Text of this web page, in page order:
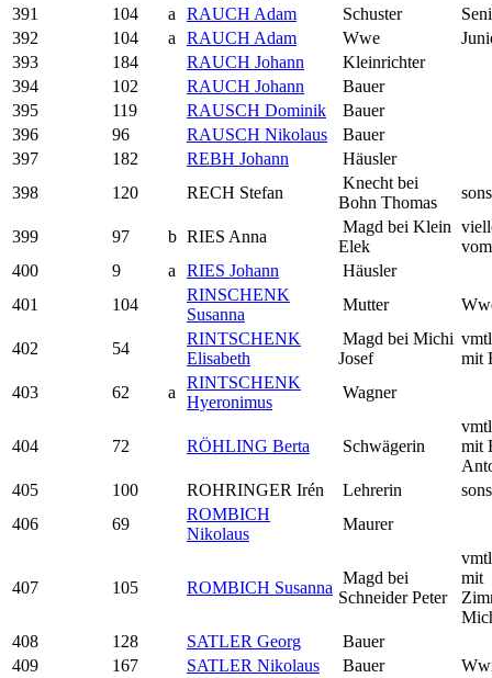
391
104 a RAUCH Adam Schuster
392
104 a RAUCH Adam Wwe
393
184 RAUCH Johann
Kleinrichter
394
102 RAUCH Johann
Bauer
395
119 RAUSCH Dominik
Bauer
396
96 RAUSCH Nikolaus
Bauer
397
182 REBH Johann
Häusler
398
120 RECH Stefan
Knecht bei
Bohn Thomas
399 97 b RIES Anna
Magd bei Klein
Elek
400
9 a RIES Johann
Häusler
401
104
RINSCHENK
Susanna
Mutter
402 54
RINTSCHENK
Elisabeth
Magd bei Michi
Josef
mit
403
62 a
RINTSCHENK
Hyeronimus
Wagner
404 72 RÖHLING Berta Schwägerin
mit
405
100 ROHRINGER Irén Lehrerin
406
69
ROMBICH
Nikolaus
Maurer
407 105 ROMBICH Susanna
Magd bei
Schneider Peter
mit
408
128 SATLER Georg
Bauer
409
167 SATLER Nikolaus Bauer